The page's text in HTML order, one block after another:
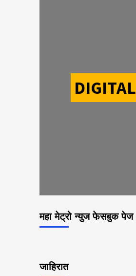
DIGITAL
महा मेट्रो न्युज फेसबुक पेज
जाहिरात